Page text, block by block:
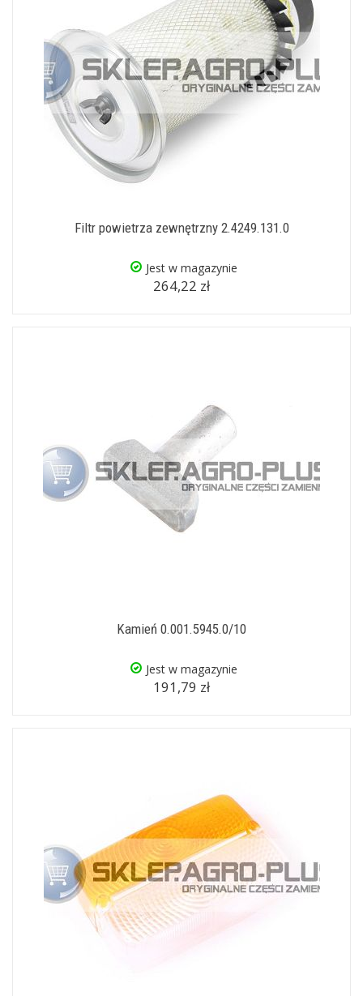
Filtr powietrza zewnętrzny 2.4249.131.0
Jest w magazynie
264,22 zł
Kamień 0.001.5945.0/10
Jest w magazynie
191,79 zł